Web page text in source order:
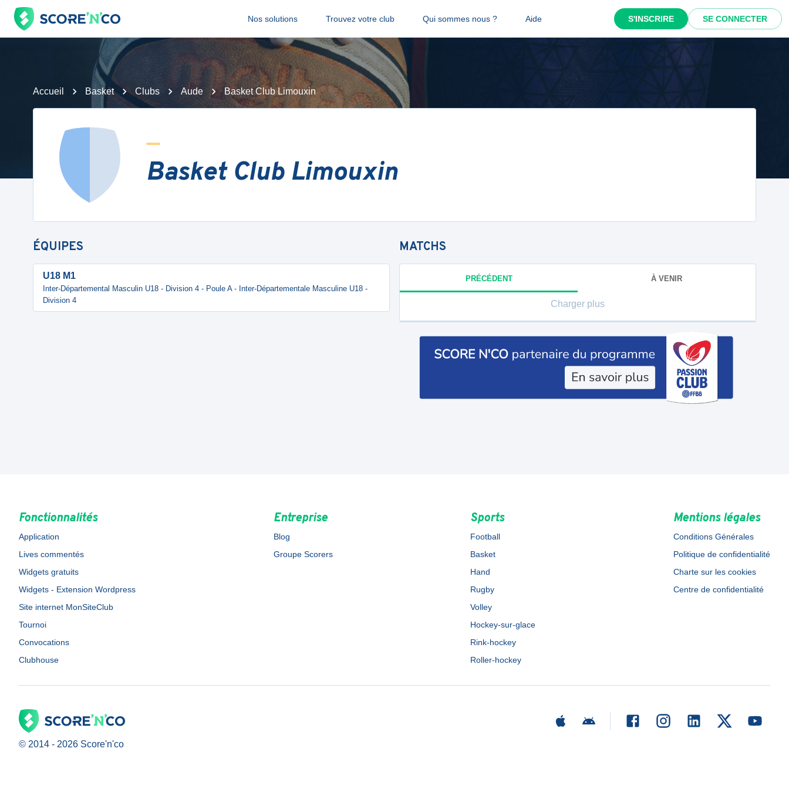
Nos solutions Trouvez votre club Qui sommes nous ? Aide S'INSCRIRE SE CONNECTER
Accueil Basket Clubs Aude Basket Club Limouxin
Basket Club Limouxin
ÉQUIPES
U18 M1
Inter-Départemental Masculin U18 - Division 4 - Poule A - Inter-Départementale Masculine U18 -
Division 4
MATCHS
PRÉCÉDENT À VENIR
Charger plus
Fonctionnalités
Application
Lives commentés
Widgets gratuits
Widgets - Extension Wordpress
Site internet MonSiteClub
Tournoi
Convocations
Clubhouse
Entreprise
Blog
Groupe Scorers
Sports
Football
Basket
Hand
Rugby
Volley
Hockey-sur-glace
Rink-hockey
Roller-hockey
Mentions légales
Conditions Générales
Politique de confidentialité
Charte sur les cookies
Centre de confidentialité
© 2014 - 2026 Score'n'co